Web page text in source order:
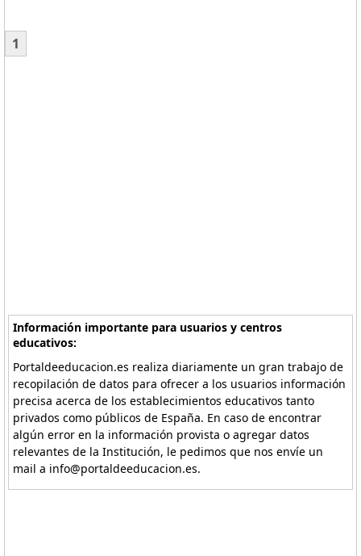
1
Información importante para usuarios y centros
educativos:
Portaldeeducacion.es realiza diariamente un gran trabajo de
recopilación de datos para ofrecer a los usuarios información
precisa acerca de los establecimientos educativos tanto
privados como públicos de España. En caso de encontrar
algún error en la información provista o agregar datos
relevantes de la Institución, le pedimos que nos envíe un
mail a info@portaldeeducacion.es.